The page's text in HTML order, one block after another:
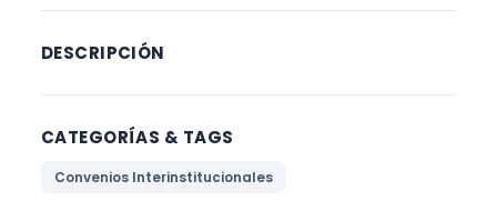
DESCRIPCIÓN
CATEGORÍAS & TAGS
Convenios Interinstitucionales